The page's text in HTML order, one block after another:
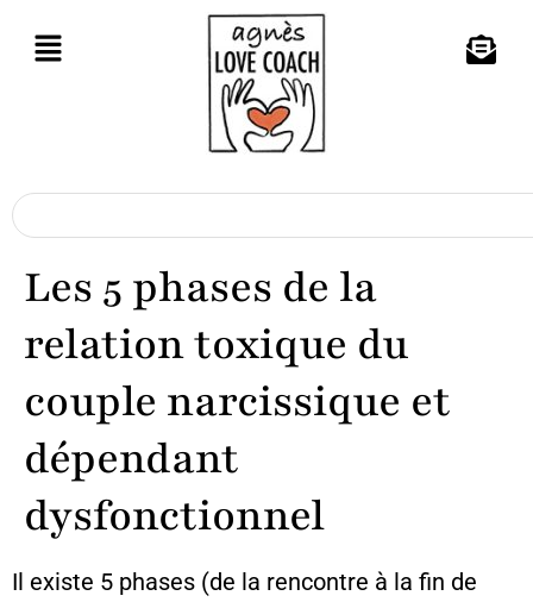
Les 5 phases de la
relation toxique du
couple narcissique et
dépendant
dysfonctionnel
Il existe 5 phases (de la rencontre à la fin de